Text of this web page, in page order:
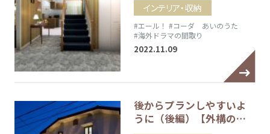
インテリア・収納
#エール！ #コーダ あいのうた
#海外ドラマの間取り
2022.11.09
後からプランしやすいよ
うに（後編）【外構の…